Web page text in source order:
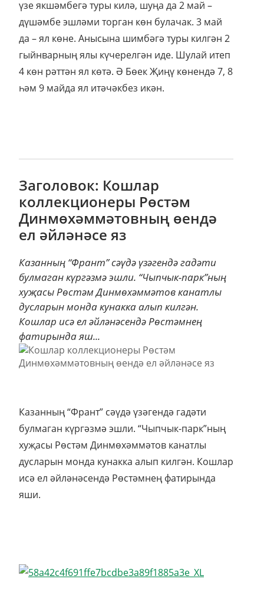
үзе якшәмбегә туры килә, шуңа да 2 май –
дүшәмбе эшләми торган көн булачак. 3 май
да – ял көне. Анысына шимбәгә туры килгән 2
гыйнварның ялы күчерелгән иде. Шулай итеп
4 көн рәттән ял көтә. Ә Бөек Җиңү көнендә 7, 8
һәм 9 майда ял итәчәкбез икән.
Заголовок: Кошлар
коллекционеры Рөстәм
Динмөхәммәтовның өендә
ел әйләнәсе яз
Казанның “Франт” сәүдә үзәгендә гадәти
булмаган күргәзмә эшли. “Чыпчык-парк”ның
хуҗасы Рөстәм Динмөхәммәтов канатлы
дусларын монда кунакка алып килгән.
Кошлар исә ел әйләнәсендә Рөстәмнең
фатирында яш...
Казанның “Франт” сәүдә үзәгендә гадәти
булмаган күргәзмә эшли. “Чыпчык-парк”ның
хуҗасы Рөстәм Динмөхәммәтов канатлы
дусларын монда кунакка алып килгән. Кошлар
исә ел әйләнәсендә Рөстәмнең фатирында
яши.